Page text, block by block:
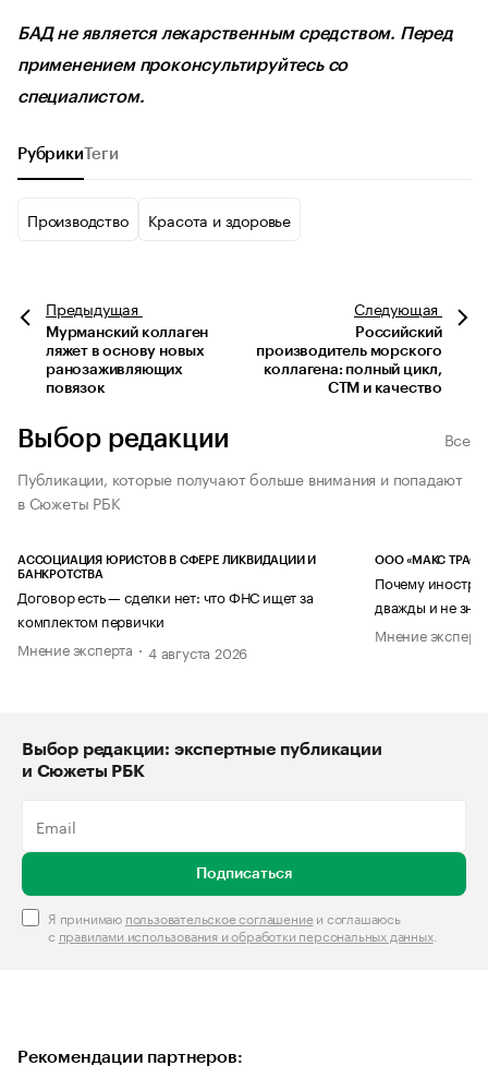
БАД не является лекарственным средством. Перед
применением проконсультируйтесь со
специалистом.
Рубрики Теги
Производство Красота и здоровье
Предыдущая
Мурманский коллаген
ляжет в основу новых
ранозаживляющих
повязок
Следующая
Российский
производитель морского
коллагена: полный цикл,
СТМ и качество
Выбор редакции
Все
Публикации, которые получают больше внимания и попадают
в Сюжеты РБК
АССОЦИАЦИЯ ЮРИСТОВ В СФЕРЕ ЛИКВИДАЦИИ И
БАНКРОТСТВА
Договор есть — сделки нет: что ФНС ищет за
комплектом первички
Мнение эксперта
4 августа 2026
ООО «МАКС ТРАСТ»
Почему
дважды и не
Мнение
Выбор редакции: экспертные публикации
и Сюжеты РБК
Подписаться
Я принимаю пользовательское соглашениеи соглашаюсь
с правилами использования и обработки персональных данных.
Рекомендации партнеров: